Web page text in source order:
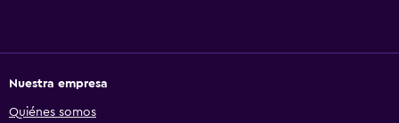
Nuestra empresa
Quiénes somos